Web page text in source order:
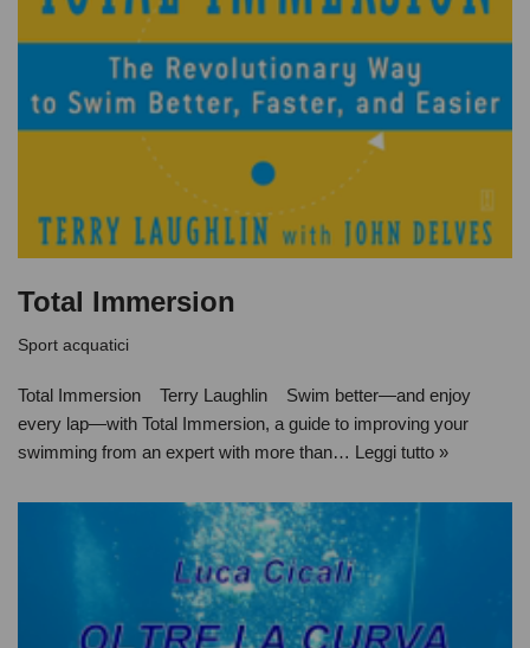
Total Immersion
Sport acquatici
Total Immersion Terry Laughlin Swim better—and enjoy
every lap—with Total Immersion, a guide to improving your
swimming from an expert with more than… Leggi tutto »